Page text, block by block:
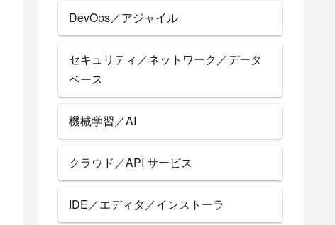
DevOps／アジャイル
セキュリティ／ネットワーク／データ
ベース
機械学習／AI
クラウド／API サービス
IDE／エディタ／インストーラ